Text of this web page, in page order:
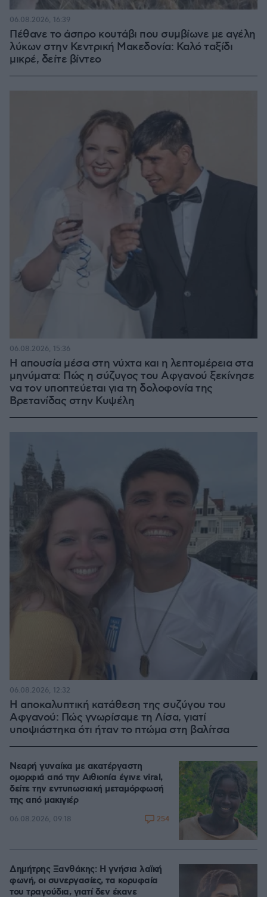
Πέθανε το άσπρο κουτάβι που συμβίωνε με αγέλη
λύκων στην Κεντρική Μακεδονία: Καλό ταξίδι
μικρέ, δείτε βίντεο
06.08.2026, 16:39
Η απουσία μέσα στη νύχτα και η λεπτομέρεια στα
μηνύματα: Πώς η σύζυγος του Αφγανού ξεκίνησε
να τον υποπτεύεται για τη δολοφονία της
Βρετανίδας στην Κυψέλη
06.08.2026, 15:36
Η αποκαλυπτική κατάθεση της συζύγου του
Αφγανού: Πώς γνωρίσαμε τη Λίσα, γιατί
υποψιάστηκα ότι ήταν το πτώμα στη βαλίτσα
06.08.2026, 12:32
Νεαρή γυναίκα με ακατέργαστη
ομορφιά από την Αιθιοπία έγινε viral,
δείτε την εντυπωσιακή μεταμόρφωσή
της από μακιγιέρ
06.08.2026, 09:18 254
Δημήτρης Ξανθάκης: Η γνήσια λαϊκή
φωνή, οι συνεργασίες, τα κορυφαία
του τραγούδια, γιατί δεν έκανε